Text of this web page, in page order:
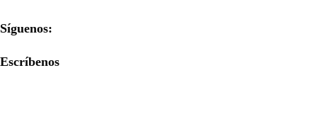
Síguenos:
Escríbenos